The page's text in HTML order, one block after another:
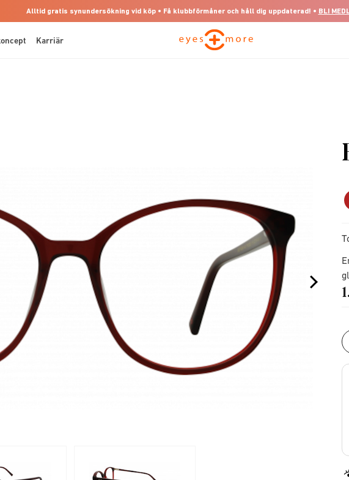
Alltid gratis synundersökning vid köp • Få klubbförmåner och håll dig uppdaterad! • BLI
Karriär